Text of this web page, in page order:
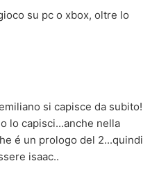
su pc o xbox, oltre lo
si capisce da subito!
lo capisci...anche nella
é un prologo del 2...quindi
isaac..